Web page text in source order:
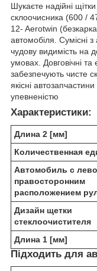
Шукаєте надійні
склоочисника (600 /
12- Aerotwin
автомобіля. Сумісні
чудову видимість на
умовах. Довговічні та
забезпечують чисте
якісні
упевненістю
Характеристики:
Длина 2 [мм]
Количественная
Автомобиль с
правосторонним
расположением
Дизайн щетки
стеклоочистителя
Длина 1 [мм]
Підходить для